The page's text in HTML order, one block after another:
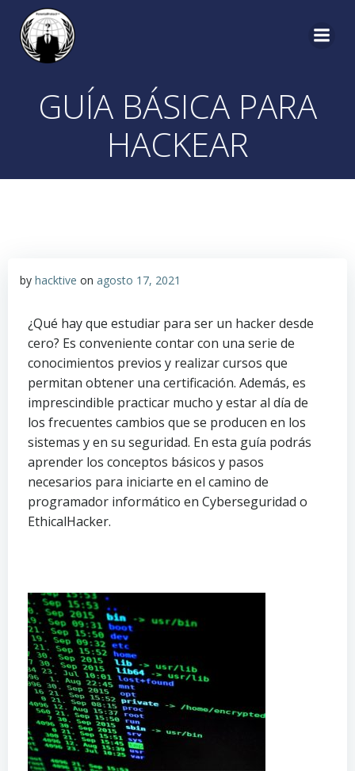
GUÍA BÁSICA PARA
HACKEAR
by hacktive on agosto 17, 2021
¿Qué hay que estudiar para ser un hacker desde
cero? Es conveniente contar con una serie de
conocimientos previos y realizar cursos que
permitan obtener una certificación. Además, es
imprescindible practicar mucho y estar al día de
los frecuentes cambios que se producen en los
sistemas y en su seguridad. En esta guía podrás
aprender los conceptos básicos y pasos
necesarios para iniciarte en el camino de
programador informático en Cyberseguridad o
EthicalHacker.